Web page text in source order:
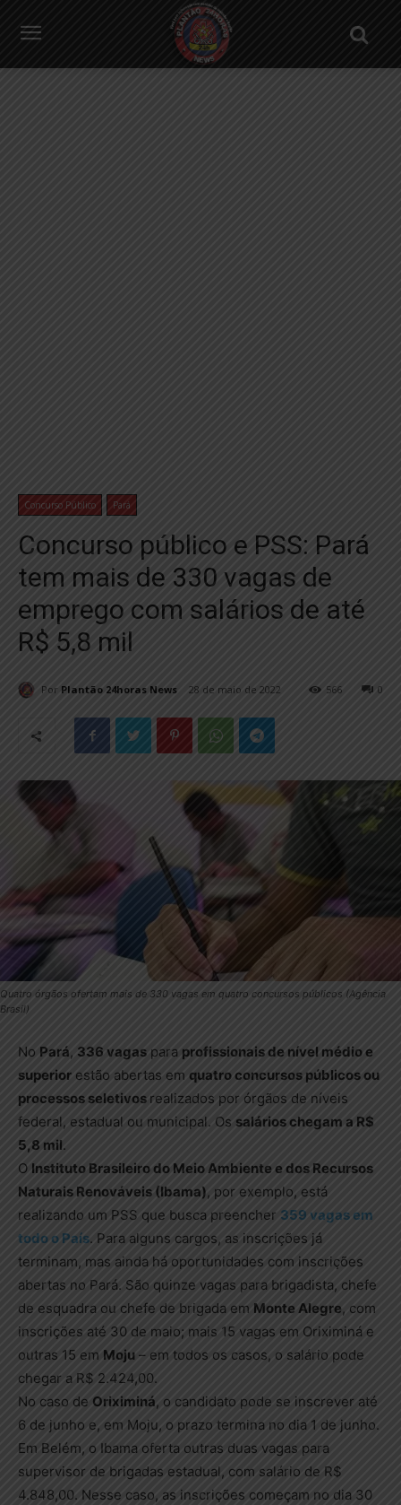
Concurso Público Pará
Concurso público e PSS: Pará
tem mais de 330 vagas de
emprego com salários de até
R$ 5,8 mil
Por Plantão 24horas News 28 de maio de 2022 0
566
Quatro órgãos ofertam mais de 330 vagas em quatro concursos públicos (Agência
Brasil)
No Pará, 336 vagas para profissionais de nível médio e
superior estão abertas em quatro concursos públicos ou
processos seletivos realizados por órgãos de níveis
federal, estadual ou municipal. Os salários chegam a R$
5,8 mil.
O Instituto Brasileiro do Meio Ambiente e dos Recursos
Naturais Renováveis (Ibama), por exemplo, está
realizando um PSS que busca preencher 359 vagas em
todo o País. Para alguns cargos, as inscrições já
terminam, mas ainda há oportunidades com inscrições
abertas no Pará. São quinze vagas para brigadista, chefe
de esquadra ou chefe de brigada em Monte Alegre, com
inscrições até 30 de maio; mais 15 vagas em Oriximiná e
outras 15 em Moju – em todos os casos, o salário pode
chegar a R$ 2.424,00.
No caso de Oriximiná, o candidato pode se inscrever até
6 de junho e, em Moju, o prazo termina no dia 1 de junho.
Em Belém, o Ibama oferta outras duas vagas para
supervisor de brigadas estadual, com salário de R$
4.848,00. Nesse caso, as inscrições começam no dia 30